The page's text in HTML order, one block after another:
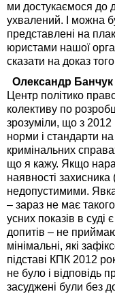
ми достукаємося до
ухвалений. І можна
представлені на
юристами нашої
сказати на доказ
Олександр Банчук
Центр політико
колективу по
зрозуміли, що з 2012
норми і стандарти
кримінальних
що я кажу. Якщо
наявності захисника
недопустимими.
– зараз не має
усних показів в
допитів – не
мінімальні, які
підставі КПК 2012
не було і відповідь
засуджені були без